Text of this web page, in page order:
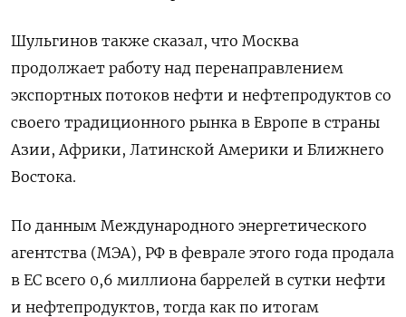
Шульгинов также сказал, что Москва
продолжает работу над перенаправлением
экспортных потоков нефти и нефтепродуктов со
своего традиционного рынка в Европе в страны
Азии, Африки, Латинской Америки и Ближнего
Востока.
По данным Международного энергетического
агентства (МЭА), РФ в феврале этого года продала
в ЕС всего 0,6 миллиона баррелей в сутки нефти
и нефтепродуктов, тогда как по итогам